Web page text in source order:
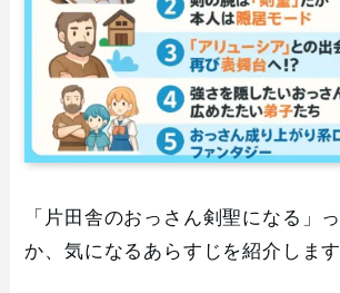
「片田舎のおっさん剣聖になる」
か、気になるあらすじを紹介します